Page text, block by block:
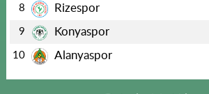
8 Rizespor
9 Konyaspor
10 Alanyaspor